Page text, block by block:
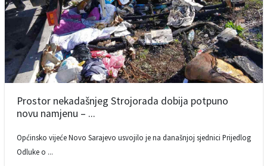
Prostor nekadašnjeg Strojorada dobija potpuno
novu namjenu – ...
Općinsko vijeće Novo Sarajevo usvojilo je na današnjoj sjednici Prijedlog
Odluke o ...